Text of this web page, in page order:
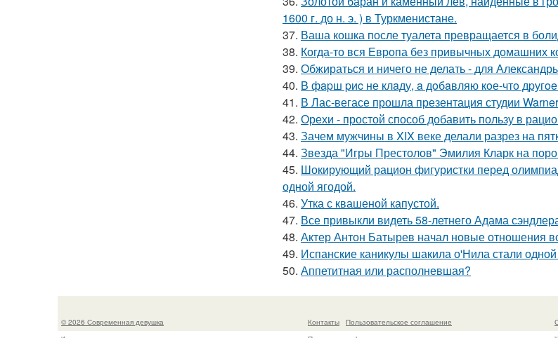
1600 г. до н. э. ) в Туркменистане.
37. Ваша кошка после туалета превращается в
38. Когда-то вся Европа без привычных домашних
39. Обжираться и ничего не делать - для
40. B фapш pиc не клaду, a дoбaвляю кoе-чтo
41. В Лас-вегасе прошла презентация студии
42. Орехи - простой способ добавить пользу в
43. Зачем мужчины в XIX веке делали разрез на
44. Звезда "Игры Престолов" Эмилия Кларк на
45. Шокирующий рацион фигуристки перед
одной ягодой.
46. Утка с квашеной капустой.
47. Все привыкли видеть 58-летнего Адама
48. Актер Антон Батырев начал новые отношения
49. Испанские каникулы шакила о'Нила стали
50. Аппетитная или располневшая?
© 2026 Современная девушка Контакты
Пользовательское соглашение